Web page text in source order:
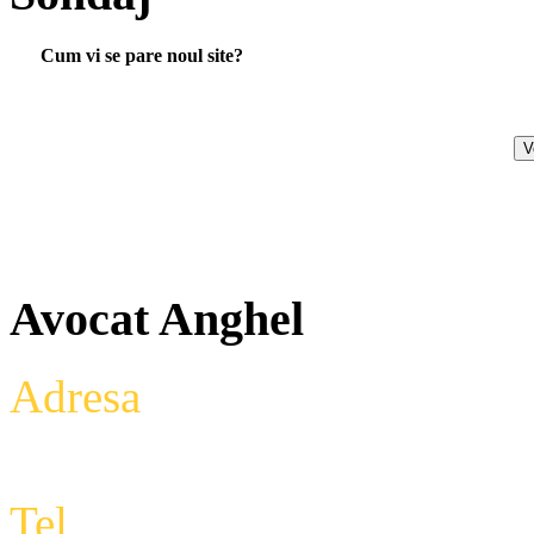
Cum vi se pare noul site?
Avocat Anghel
Adresa
Tel